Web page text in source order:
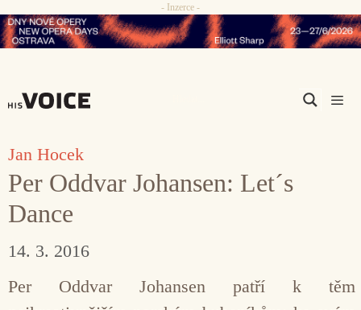
Přeskočit
na
- Inzerce -
Jan Hocek
Per Oddvar Johansen: Let´s
Dance
14. 3. 2016
Per Oddvar Johansen patří k těm